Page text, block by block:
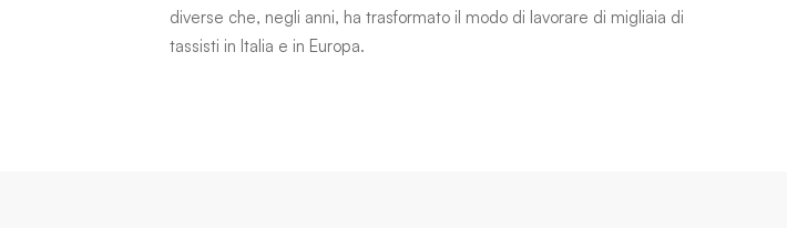
diverse che, negli anni, ha trasformato il modo di lavorare di migliaia di
tassisti in Italia e in Europa.